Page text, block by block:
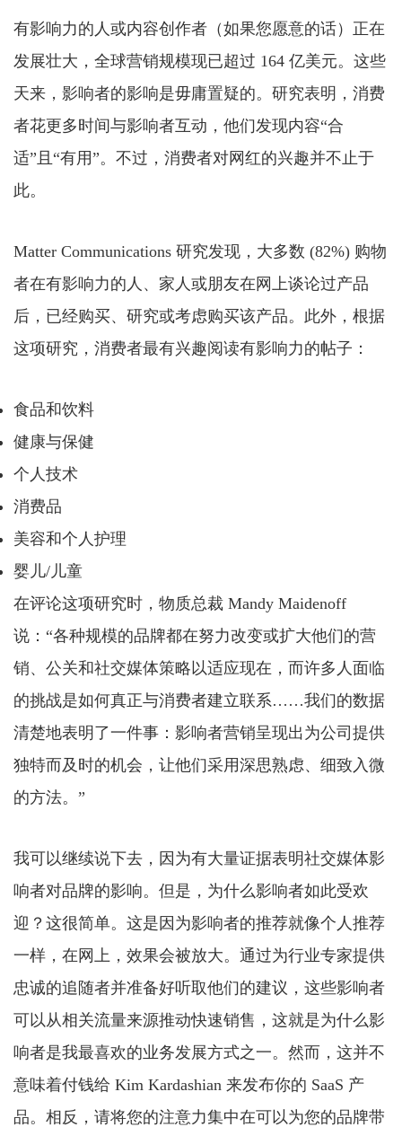
有影响力的人或内容创作者（如果您愿意的话）正在
发展壮大，全球营销规模现已超过 164 亿美元。这些
天来，影响者的影响是毋庸置疑的。研究表明，消费
者花更多时间与影响者互动，他们发现内容“合
适”且“有用”。不过，消费者对网红的兴趣并不止于
此。
Matter Communications 研究发现，大多数 (82%) 购物
者在有影响力的人、家人或朋友在网上谈论过产品
后，已经购买、研究或考虑购买该产品。此外，根据
这项研究，消费者最有兴趣阅读有影响力的帖子：
食品和饮料
健康与保健
个人技术
消费品
美容和个人护理
婴儿/儿童
在评论这项研究时，物质总裁 Mandy Maidenoff
说：“各种规模的品牌都在努力改变或扩大他们的营
销、公关和社交媒体策略以适应现在，而许多人面临
的挑战是如何真正与消费者建立联系……我们的数据
清楚地表明了一件事：影响者营销呈现出为公司提供
独特而及时的机会，让他们采用深思熟虑、细致入微
的方法。”
我可以继续说下去，因为有大量证据表明社交媒体影
响者对品牌的影响。但是，为什么影响者如此受欢
迎？这很简单。这是因为影响者的推荐就像个人推荐
一样，在网上，效果会被放大。通过为行业专家提供
忠诚的追随者并准备好听取他们的建议，这些影响者
可以从相关流量来源推动快速销售，这就是为什么影
响者是我最喜欢的业务发展方式之一。然而，这并不
意味着付钱给 Kim Kardashian 来发布你的 SaaS 产
品。相反，请将您的注意力集中在可以为您的品牌带